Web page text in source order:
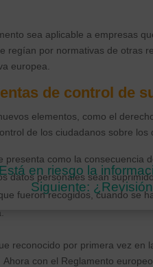
sea aplicable a empresas
regían por normativas de otras
europea.
de control de
elementos, como el
de los ciudadanos sobre
presenta como la consecuencia
datos personales sean
fueron recogidos, cuando se
reconocido por primera vez en
Ahora con el Reglamento
en riesgo la
Siguiente: